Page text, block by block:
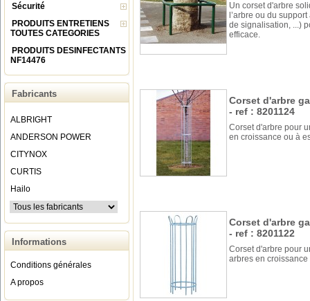
Sécurité
PRODUITS ENTRETIENS
TOUTES CATEGORIES
PRODUITS DESINFECTANTS
NF14476
Fabricants
ALBRIGHT
ANDERSON POWER
CITYNOX
CURTIS
Hailo
Informations
Conditions générales
A propos
Un corset d'arbre
l’arbre ou du
de signalisation, ...)
efficace.
Corset d'arbre
- ref : 8201124
Corset d'arbre pour
en croissance ou à
Corset d'arbre
- ref : 8201122
Corset d'arbre pour
arbres en